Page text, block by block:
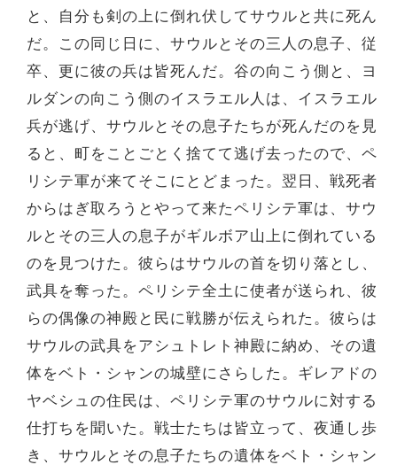
と、自分も剣の上に倒れ伏してサウルと共に死ん
だ。この同じ日に、サウルとその三人の息子、従
卒、更に彼の兵は皆死んだ。谷の向こう側と、ヨ
ルダンの向こう側のイスラエル人は、イスラエル
兵が逃げ、サウルとその息子たちが死んだのを見
ると、町をことごとく捨てて逃げ去ったので、ペ
リシテ軍が来てそこにとどまった。翌日、戦死者
からはぎ取ろうとやって来たペリシテ軍は、サウ
ルとその三人の息子がギルボア山上に倒れている
のを見つけた。彼らはサウルの首を切り落とし、
武具を奪った。ペリシテ全土に使者が送られ、彼
らの偶像の神殿と民に戦勝が伝えられた。彼らは
サウルの武具をアシュトレト神殿に納め、その遺
体をベト・シャンの城壁にさらした。ギレアドの
ヤベシュの住民は、ペリシテ軍のサウルに対する
仕打ちを聞いた。戦士たちは皆立って、夜通し歩
き、サウルとその息子たちの遺体をベト・シャン